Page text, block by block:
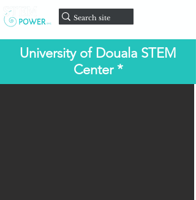
University of Douala STEM
Center *